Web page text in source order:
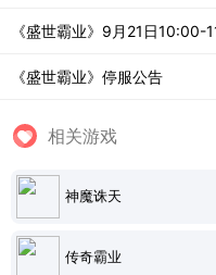
《盛世霸业》9月21日10:00-
《盛世霸业》停服公告
相关游戏
神魔诛天
传奇霸业